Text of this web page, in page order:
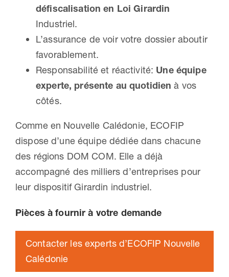
défiscalisation en Loi Girardin
Industriel.
L’assurance de voir votre dossier aboutir
favorablement.
Responsabilité et réactivité: Une équipe
experte, présente au quotidienà vos
côtés.
Comme en Nouvelle Calédonie, ECOFIP
dispose d’une équipe dédiée dans chacune
des régions DOM COM. Elle a déjà
accompagné des milliers d’entreprises pour
leur dispositif Girardin industriel.
Pièces à fournir à votre demande
Contacter les experts d’ECOFIP Nouvelle
Calédonie